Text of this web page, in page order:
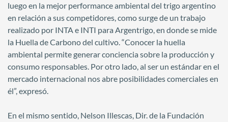
luego en la mejor performance ambiental del trigo argentino
en relación a sus competidores, como surge de un trabajo
realizado por INTA e INTI para Argentrigo, en donde se mide
la Huella de Carbono del cultivo. “Conocer la huella
ambiental permite generar conciencia sobre la producción y
consumo responsables. Por otro lado, al ser un estándar en el
mercado internacional nos abre posibilidades comerciales en
él”, expresó.
En el mismo sentido, Nelson Illescas, Dir. de la Fundación